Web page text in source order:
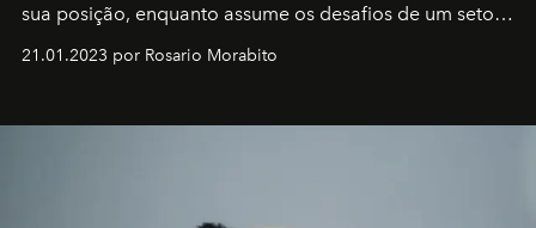
sua posição, enquanto assume os desafios de um setor
em rápida evolução e redefinindo o conceito de luxo
21.01.2023 por Rosario Morabito